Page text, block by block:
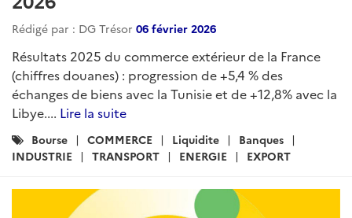
Rédigé par : DG Trésor 06 février 2026
Résultats 2025 du commerce extérieur de la France
(chiffres douanes) : progression de +5,4 % des
échanges de biens avec la Tunisie et de +12,8% avec la
Libye.... Lire la suite
Catégories
:
Bourse COMMERCE Liquidite
Banques
INDUSTRIE
TRANSPORT ENERGIE EXPORT